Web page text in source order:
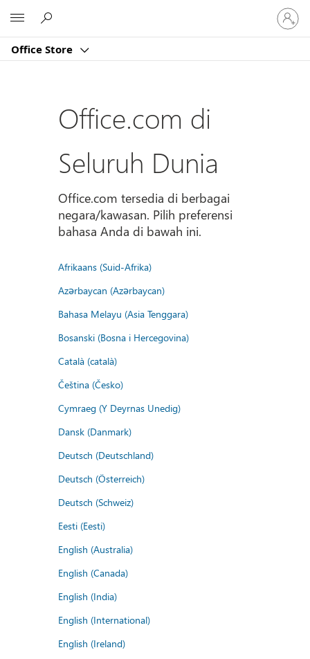
Office Store
Masuk
ke
akun
Office.com di
Seluruh Dunia
Office.com tersedia di berbagai
negara/kawasan. Pilih preferensi
bahasa Anda di bawah ini.
Afrikaans (Suid-Afrika)
Azərbaycan (Azərbaycan)
Bahasa Melayu (Asia Tenggara)
Bosanski (Bosna i Hercegovina)
Català (català)
Čeština (Česko)
Cymraeg (Y Deyrnas Unedig)
Dansk (Danmark)
Deutsch (Deutschland)
Deutsch (Österreich)
Deutsch (Schweiz)
Eesti (Eesti)
English (Australia)
English (Canada)
English (India)
English (International)
English (Ireland)